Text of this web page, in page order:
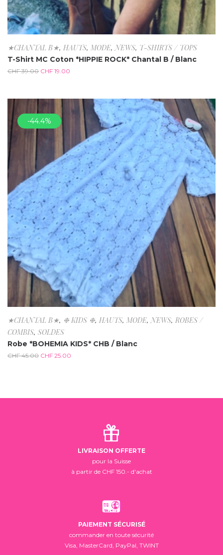
★CHANTAL B★, HAUTS, MODE,NEWS, T-SHIRTS / TOPS
T-Shirt MC Coton *HIPPIE ROCK* Chantal B / Blanc
CHF39.00 CHF 19.00
-44.4%
★CHANTAL B★, ❉ KIDS ❉, HAUTS, MODE,NEWS, ROBES /
COMBIS, SOLDES
Robe *BOHEMIA KIDS* CHB / Blanc
CHF45.00 CHF 25.00
LIVRAISON OFFERTE
pour la Suisse
à partir de CHF 150.- d'achat
PAIEMENT SÉCURISÉ
commander en toute sécurité
Visa, MasterCard, PayPal, TWINT